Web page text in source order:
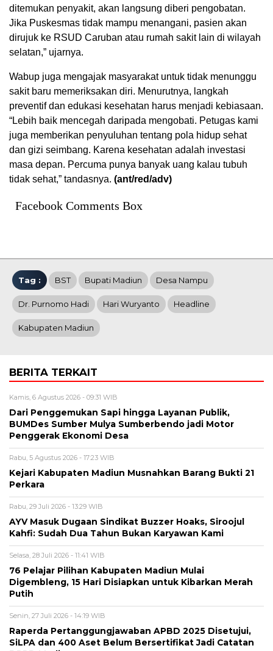
ditemukan penyakit, akan langsung diberi pengobatan.
Jika Puskesmas tidak mampu menangani, pasien akan
dirujuk ke RSUD Caruban atau rumah sakit lain di wilayah
selatan,” ujarnya.
Wabup juga mengajak masyarakat untuk tidak menunggu
sakit baru memeriksakan diri. Menurutnya, langkah
preventif dan edukasi kesehatan harus menjadi kebiasaan.
“Lebih baik mencegah daripada mengobati. Petugas kami
juga memberikan penyuluhan tentang pola hidup sehat
dan gizi seimbang. Karena kesehatan adalah investasi
masa depan. Percuma punya banyak uang kalau tubuh
tidak sehat,” tandasnya. (ant/red/adv)
Facebook Comments Box
Tag : BST Bupati Madiun Desa Nampu
Dr. Purnomo Hadi Hari Wuryanto Headline
Kabupaten Madiun
BERITA TERKAIT
Kamis, 6 Agustus 2026 - 09:31 WIB
Dari Penggemukan Sapi hingga Layanan Publik,
BUMDes Sumber Mulya Sumberbendo jadi Motor
Penggerak Ekonomi Desa
Rabu, 5 Agustus 2026 - 17:23 WIB
Kejari Kabupaten Madiun Musnahkan Barang Bukti 21
Perkara
Rabu, 29 Juli 2026 - 13:29 WIB
AYV Masuk Dugaan Sindikat Buzzer Hoaks, Siroojul
Kahfi: Sudah Dua Tahun Bukan Karyawan Kami
Selasa, 28 Juli 2026 - 11:41 WIB
76 Pelajar Pilihan Kabupaten Madiun Mulai
Digembleng, 15 Hari Disiapkan untuk Kibarkan Merah
Putih
Senin, 27 Juli 2026 - 14:19 WIB
Raperda Pertanggungjawaban APBD 2025 Disetujui,
SiLPA dan 400 Aset Belum Bersertifikat Jadi Catatan